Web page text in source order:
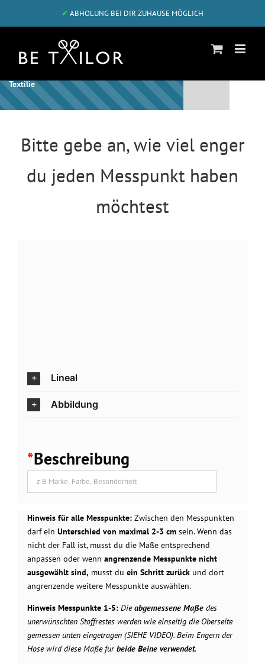
✓ ABHOLUNG BEI DIR ZUHAUSE MÖGLICH
Textilie
Bitte gebe an, wie viel enger
du jeden Messpunkt haben
möchtest
Lineal
Abbildung
*Beschreibung
Hinweis für alle Messpunkte: Zwischen den Messpunkten
darf ein Unterschied von maximal 2-3 cm sein. Wenn das
nicht der Fall ist, musst du die Maße entsprechend
anpassen oder wenn angrenzende Messpunkte nicht
ausgewählt sind, musst du ein Schritt zurück und dort
angrenzende weitere Messpunkte auswählen.
Hinweis Messpunkte 1-5: Dieabgemessene Maße des
unerwünschten Stoffrestes werden wie einseitig die Oberseite
gemessen unten eingetragen (SIEHE VIDEO). Beim Engern der
Hose wird diese Maße fürbeide Beine verwendet.